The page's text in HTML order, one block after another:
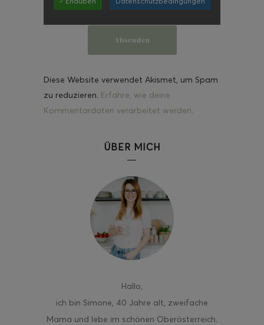
Diese Website verwendet Akismet, um Spam
zu reduzieren. Erfahre, wie deine
Kommentardaten verarbeitet werden.
ÜBER MICH
Hallo,
ich bin Simone, 40 Jahre alt, zweifache
Mama und lebe im schönen Oberösterreich.